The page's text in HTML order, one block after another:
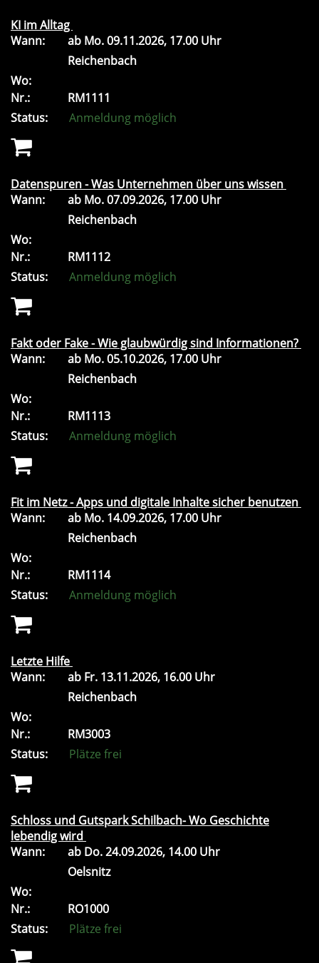
KI im Alltag
Wann:
ab Mo.09.11.2026, 17.00 Uhr
Reichenbach
Wo:
Nr.:
RM1111
Status:
Anmeldung möglich
Datenspuren - Was Unternehmen über uns wissen
Wann:
ab Mo.07.09.2026, 17.00 Uhr
Reichenbach
Wo:
Nr.:
RM1112
Status:
Anmeldung möglich
Fakt oder Fake - Wie glaubwürdig sind Informationen?
Wann:
ab Mo.05.10.2026, 17.00 Uhr
Reichenbach
Wo:
Nr.:
RM1113
Status:
Anmeldung möglich
Fit im Netz - Apps und digitale Inhalte sicher benutzen
Wann:
ab Mo. 14.09.2026, 17.00 Uhr
Reichenbach
Wo:
Nr.:
RM1114
Status:
Anmeldung möglich
Letzte Hilfe
Wann:
ab Fr. 13.11.2026, 16.00 Uhr
Reichenbach
Wo:
Nr.:
RM3003
Status:
Plätze frei
Schloss und Gutspark Schilbach- Wo Geschichte
lebendig wird
Wann:
ab Do.24.09.2026, 14.00 Uhr
Oelsnitz
Wo:
Nr.:
RO1000
Status:
Plätze frei